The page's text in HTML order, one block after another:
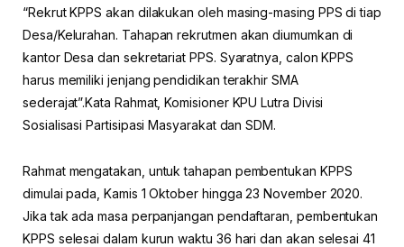
“Rekrut KPPS akan dilakukan oleh masing-masing PPS di tiap
Desa/Kelurahan. Tahapan rekrutmen akan diumumkan di
kantor Desa dan sekretariat PPS. Syaratnya, calon KPPS
harus memiliki jenjang pendidikan terakhir SMA
sederajat”.Kata Rahmat, Komisioner KPU Lutra Divisi
Sosialisasi Partisipasi Masyarakat dan SDM.
Rahmat mengatakan, untuk tahapan pembentukan KPPS
dimulai pada, Kamis 1 Oktober hingga 23 November 2020.
Jika tak ada masa perpanjangan pendaftaran, pembentukan
KPPS selesai dalam kurun waktu 36 hari dan akan selesai 41